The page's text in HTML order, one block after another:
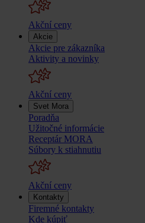
Akční ceny
Akcie
Akcie pre zákazníka
Aktivity a novinky
Akční ceny
Svet Mora
Poradňa
Užitočné informácie
Receptár MORA
Súbory k stiahnutiu
Akční ceny
Kontakty
Firemné kontakty
Kde kúpiť